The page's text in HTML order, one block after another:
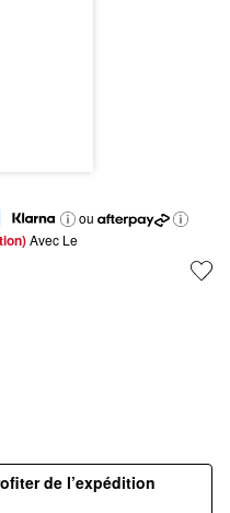
ou
Avec Le
de l’expédition